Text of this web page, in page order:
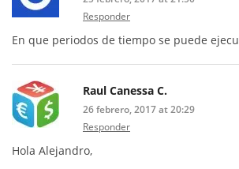
Responder
En que periodos de tiempo se puede
Raul Canessa C.
26 febrero, 2017 at 20:29
Responder
Hola Alejandro,